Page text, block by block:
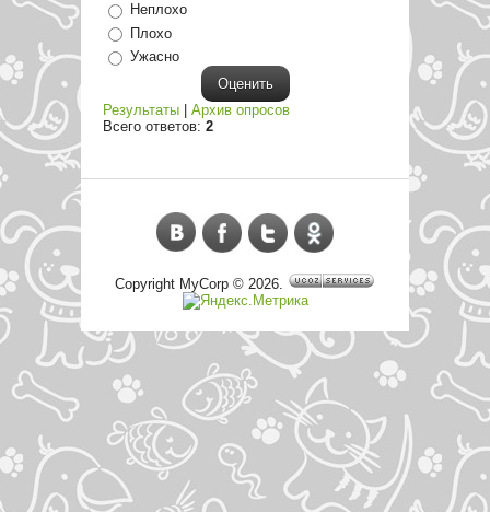
Неплохо
Плохо
Ужасно
Результаты
Архив опросов
Всего ответов: 2
Copyright MyCorp © 2026